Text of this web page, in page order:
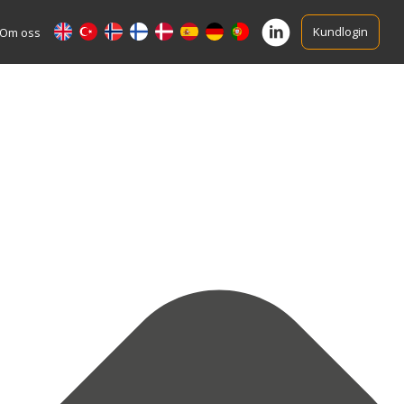
Om oss Kundlogin